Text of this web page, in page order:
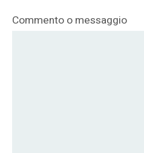
Commento o messaggio